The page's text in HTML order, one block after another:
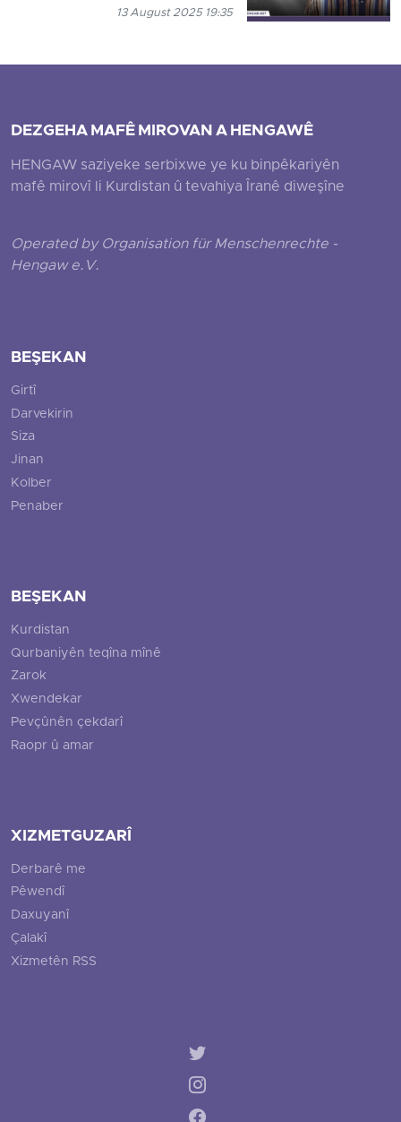
13 August 2025 19:35
DEZGEHA MAFÊ MIROVAN A HENGAWÊ
HENGAW saziyeke serbixwe ye ku binpêkariyên
mafê mirovî li Kurdistan û tevahiya Îranê diweşîne
Operated by Organisation für Menschenrechte -
Hengaw e.V.
BEŞEKAN
Girtî
Darvekirin
Siza
Jinan
Kolber
Penaber
BEŞEKAN
Kurdistan
Qurbaniyên teqîna mînê
Zarok
Xwendekar
Pevçûnên çekdarî
Raopr û amar
XIZMETGUZARÎ
Derbarê me
Pêwendî
Daxuyanî
Çalakî
Xizmetên RSS